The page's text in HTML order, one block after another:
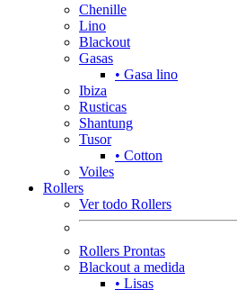
Chenille
Lino
Blackout
Gasas
• Gasa lino
Ibiza
Rusticas
Shantung
Tusor
• Cotton
Voiles
Rollers
Ver todo Rollers
Rollers Prontas
Blackout a medida
• Lisas